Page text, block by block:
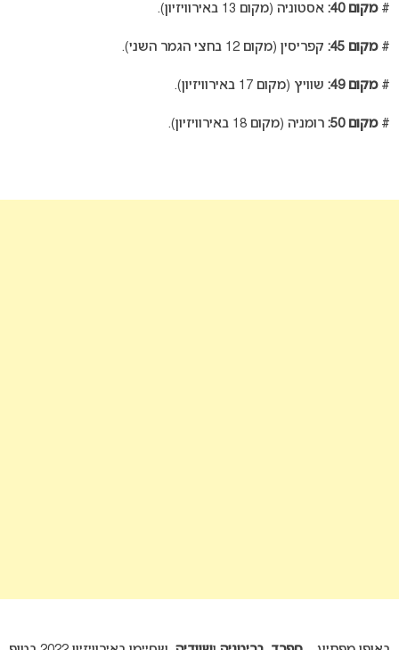
#מקום 40: אסטוניה (מקום 13 באירוויזיון).
#מקום 45: קפריסין (מקום 12 בחצי הגמר השני).
#מקום 49: שוויץ (מקום 17 באירוויזיון).
#מקום 50: רומניה (מקום 18 באירוויזיון).